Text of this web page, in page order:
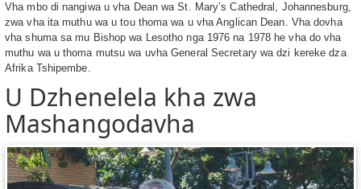
Vha mbo di nangiwa u vha Dean wa St. Mary’s Cathedral, Johannesburg,
zwa vha ita muthu wa u tou thoma wa u vha Anglican Dean. Vha dovha
vha shuma sa mu Bishop wa Lesotho nga 1976 na 1978 he vha do vha
muthu wa u thoma mutsu wa uvha General Secretary wa dzi kereke dza
Afrika Tshipembe.
U Dzhenelela kha zwa
Mashangodavha